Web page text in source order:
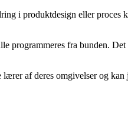
i produktdesign eller proces
programmeres fra bunden.
af deres omgivelser og